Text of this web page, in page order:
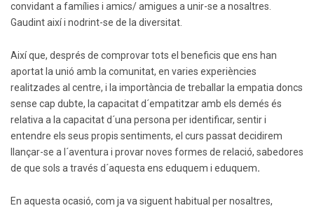
convidant a famílies i amics/ amigues a unir-se a nosaltres.
Gaudint així i nodrint-se de la diversitat.
Així que, després de comprovar tots el beneficis que ens han
aportat la unió amb la comunitat, en varies experiències
realitzades al centre, i la importància de treballar la empatia doncs
sense cap dubte, la capacitat d´empatitzar amb els demés és
relativa a la capacitat d´una persona per identificar, sentir i
entendre els seus propis sentiments, el curs passat decidirem
llançar-se a l´aventura i provar noves formes de relació, sabedores
de que sols a través d´aquesta ens eduquem i eduquem.
En aquesta ocasió, com ja va siguent habitual per nosaltres,